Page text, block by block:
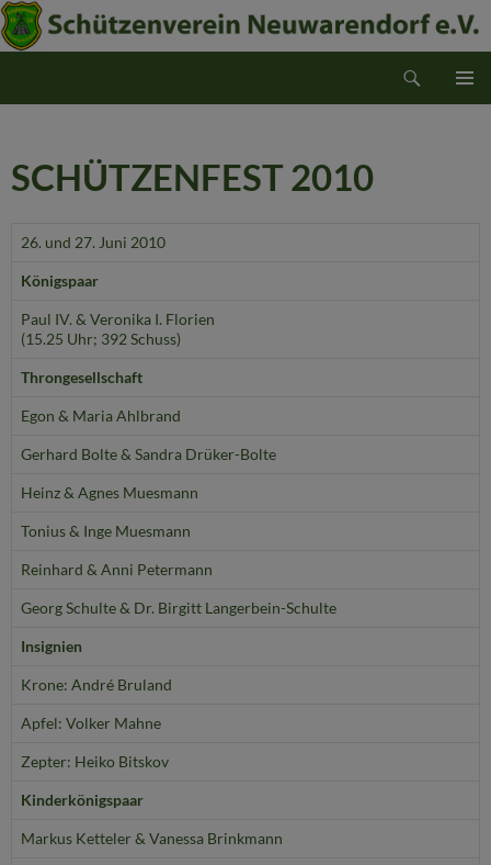
SCHÜTZENFEST 2010
26. und 27. Juni 2010
Königspaar
Paul IV. & Veronika I. Florien
(15.25 Uhr; 392 Schuss)
Throngesellschaft
Egon & Maria Ahlbrand
Gerhard Bolte & Sandra Drüker-Bolte
Heinz & Agnes Muesmann
Tonius & Inge Muesmann
Reinhard & Anni Petermann
Georg Schulte & Dr. Birgitt Langerbein-Schulte
Insignien
Krone: André Bruland
Apfel: Volker Mahne
Zepter: Heiko Bitskov
Kinderkönigspaar
Markus Ketteler & Vanessa Brinkmann